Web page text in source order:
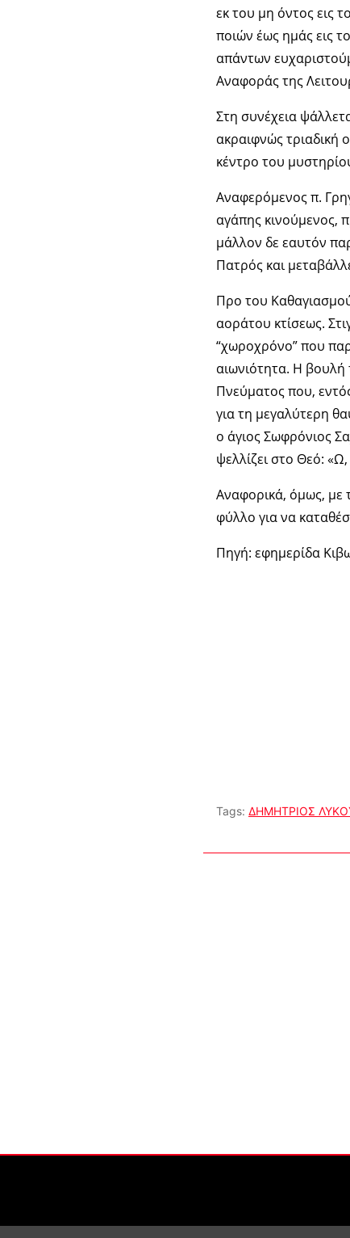
εκ του μη όντος εις
ποιών έως ημάς εις
απάντων
Αναφοράς της
Στη συνέχεια
ακραιφνώς τριαδική
κέντρο του
Αναφερόμενος π.
αγάπης κινούμενος,
μάλλον δε εαυτόν
Πατρός και
Προ του Καθαγιασμού
αοράτου κτίσεως.
“χωροχρόνο” που
αιωνιότητα. Η
Πνεύματος που,
για τη μεγαλύτερη
ο άγιος Σωφρόνιος
ψελλίζει στο Θεό:
Αναφορικά, όμως, με
φύλλο για να
Πηγή: εφημερίδα
Tags: ΔΗΜΗΤΡΙΟΣ